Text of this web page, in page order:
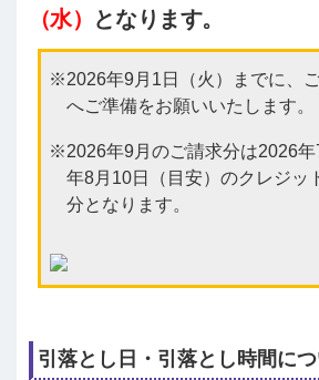
（水）
となります。
2026年9月1日（火）までに、
へご準備をお願いいたします。
2026年9月のご請求分は2026
年8月10日（目安）のクレジッ
分となります。
引落とし日・引落とし時間に